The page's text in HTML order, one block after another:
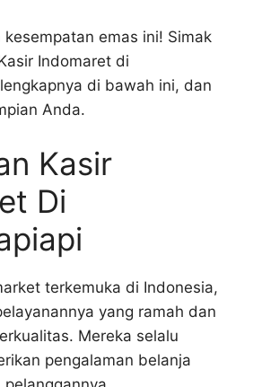
emas ini! Simak
Indomaret di
di bawah ini, dan
Anda.
Kasir
Di
terkemuka di Indonesia,
yang ramah dan
Mereka selalu
pengalaman belanja